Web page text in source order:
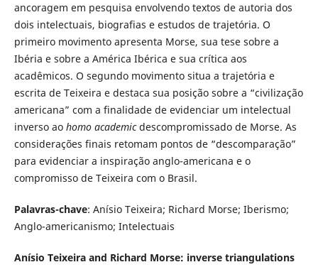
ancoragem em pesquisa envolvendo textos de autoria dos
dois intelectuais, biografias e estudos de trajetória. O
primeiro movimento apresenta Morse, sua tese sobre a
Ibéria e sobre a América Ibérica e sua crítica aos
acadêmicos. O segundo movimento situa a trajetória e
escrita de Teixeira e destaca sua posição sobre a “civilização
americana” com a finalidade de evidenciar um intelectual
inverso ao homo academicdescompromissado de Morse. As
considerações finais retomam pontos de “descomparação”
para evidenciar a inspiração anglo-americana e o
compromisso de Teixeira com o Brasil.
Palavras-chave: Anísio Teixeira; Richard Morse; Iberismo;
Anglo-americanismo; Intelectuais
Anísio Teixeira and Richard Morse: inverse triangulations